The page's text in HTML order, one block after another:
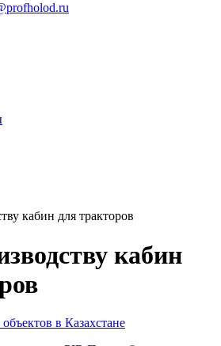
кабин для тракторов
кабин
в Казахстане